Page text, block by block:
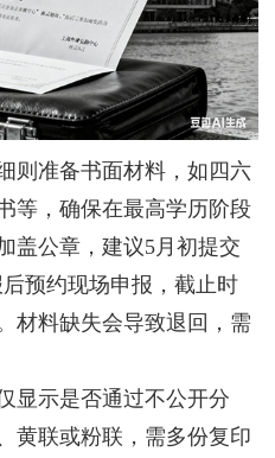
准备书面材料，如四六
等，确保在最高学历阶段
盖公章，建议5月初提交
预约现场申报，截止时
材料缺失会导致退回，需
示是否通过不公开分
黄联或粉联，需多份复印